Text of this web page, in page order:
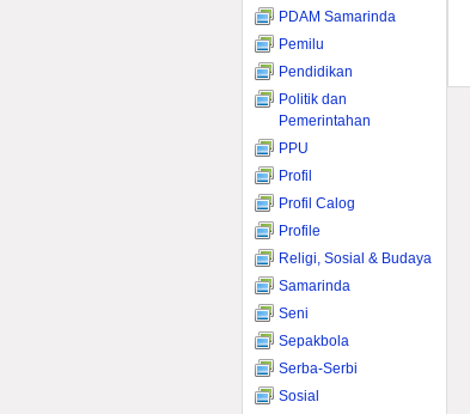
PDAM Samarinda
Pemilu
Pendidikan
Politik dan
Pemerintahan
PPU
Profil
Profil Calog
Profile
Religi, Sosial & Budaya
Samarinda
Seni
Sepakbola
Serba-Serbi
Sosial